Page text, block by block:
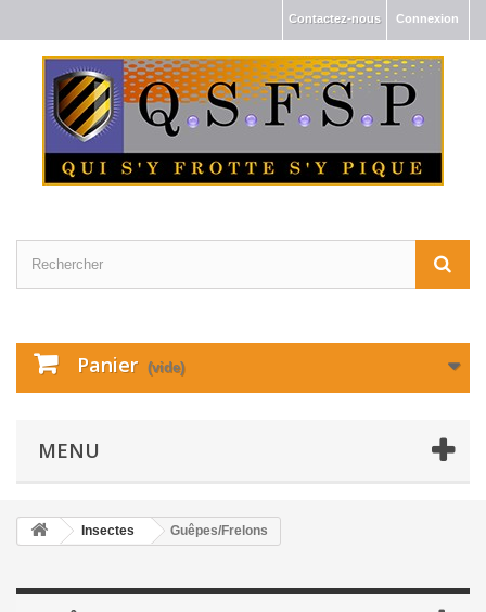
Connexion
Contactez-nous
Panier (vide)
MENU
Insectes Guêpes/Frelons